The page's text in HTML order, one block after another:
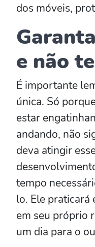
dos móveis,
e não
É importante
única. Só
estar
andando, não
deva atingir
tempo
lo. Ele praticará
em seu próprio
um dia para o